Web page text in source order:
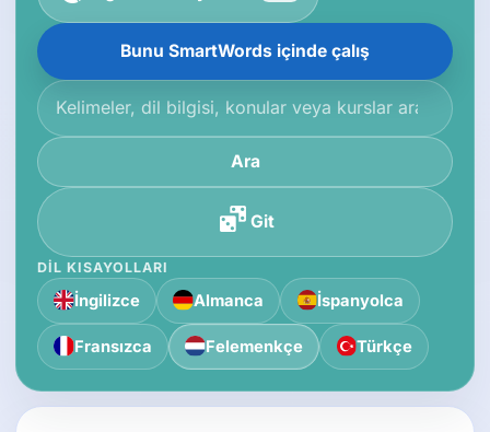
Bunu SmartWords içinde çalış
Bilgi tabanında ara
Ara
Git
DIL KISAYOLLARI
İngilizce Almanca İspanyolca
Fransızca Felemenkçe Türkçe